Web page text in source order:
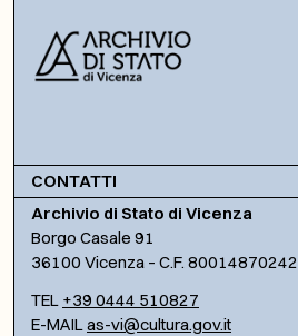
CONTATTI
Archivio di Stato di Vicenza
Borgo Casale 91
36100 Vicenza – C.F. 80014870242
TEL +39 0444 510827
E-MAILas-vi@cultura.gov.it